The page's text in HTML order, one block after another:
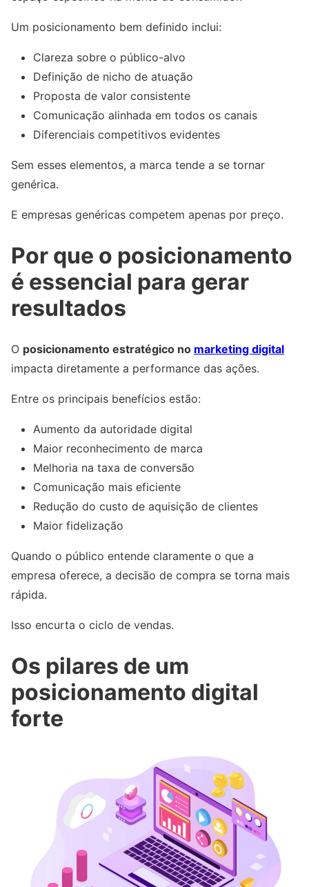
Um posicionamento bem definido inclui:
Clareza sobre o público-alvo
Definição de nicho de atuação
Proposta de valor consistente
Comunicação alinhada em todos os canais
Diferenciais competitivos evidentes
Sem esses elementos, a marca tende a se tornar
genérica.
E empresas genéricas competem apenas por preço.
Por que o posicionamento
é essencial para gerar
resultados
O posicionamento estratégico no marketing digital
impacta diretamente a performance das ações.
Entre os principais benefícios estão:
Aumento da autoridade digital
Maior reconhecimento de marca
Melhoria na taxa de conversão
Comunicação mais eficiente
Redução do custo de aquisição de clientes
Maior fidelização
Quando o público entende claramente o que a
empresa oferece, a decisão de compra se torna mais
rápida.
Isso encurta o ciclo de vendas.
Os pilares de um
posicionamento digital
forte